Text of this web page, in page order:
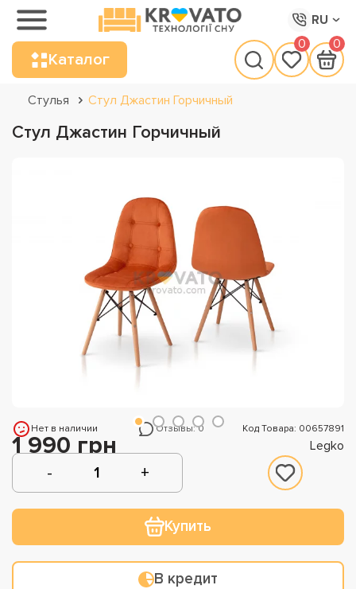
RU
Каталог
0 0
Стулья Стул Джастин Горчичный
Стул Джастин Горчичный
Нет в наличии Отзывы: 0 Код Товара: 00657891
1 990 грн Legko
Купить
В кредит